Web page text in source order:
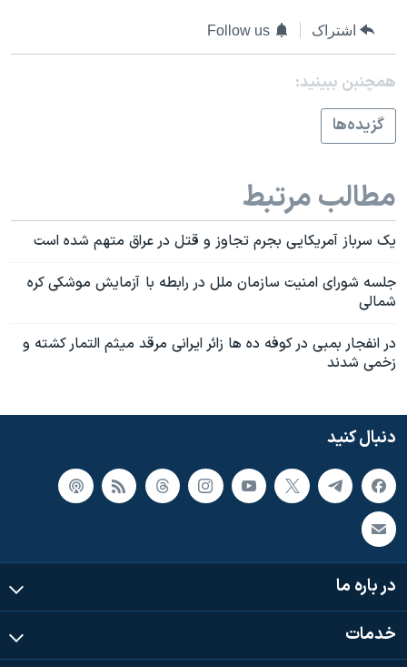
اشتراک Follow us
همچنبن ببینید:
گزيده‌ها
مطالب مرتبط
يک سرباز آمريکايی بجرم تجاوز و قتل در عراق متهم شده است
جلسه شورای امنيت سازمان ملل در رابطه با آزمايش موشکی کره
شمالی
در انفجار بمبی در کوفه ده ها زائر ايرانی مرقد ميثم التمار کشته و
زخمی شدند
دنبال کنید
در باره ما
خدمات